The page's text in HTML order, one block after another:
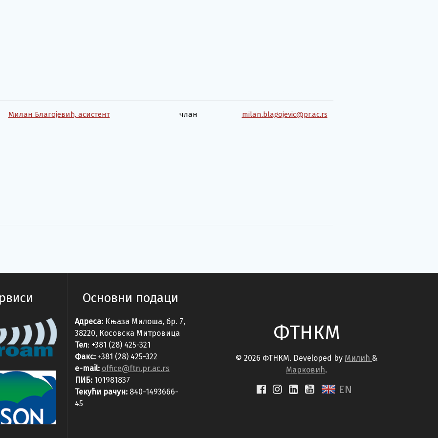
Милан Благојевић, асистент члан milan.blagojevic@pr.ac.rs
Основни подаци
Адреса: Књаза Милоша, бр. 7,
38220, Косовска Митровица
Тел: +381 (28) 425-321
Факс:+381 (28) 425-322
e-mail: office@ftn.pr.ac.rs
ПИБ:101981837
Текући рачун:840-1493666-
45
ФТНКМ
© 2026 ФТНКМ. Developed by Милић &
Марковић.
EN